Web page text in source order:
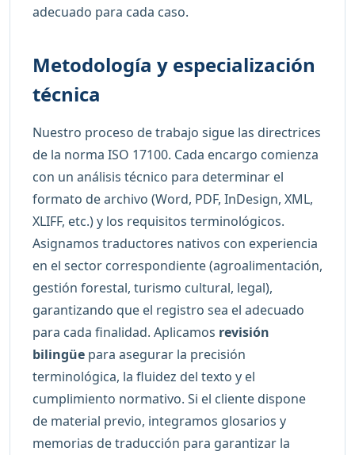
adecuado para cada caso.
Metodología y especialización
técnica
Nuestro proceso de trabajo sigue las directrices
de la norma ISO 17100. Cada encargo comienza
con un análisis técnico para determinar el
formato de archivo (Word, PDF, InDesign, XML,
XLIFF, etc.) y los requisitos terminológicos.
Asignamos traductores nativos con experiencia
en el sector correspondiente (agroalimentación,
gestión forestal, turismo cultural, legal),
garantizando que el registro sea el adecuado
para cada finalidad. Aplicamos revisión
bilingüe para asegurar la precisión
terminológica, la fluidez del texto y el
cumplimiento normativo. Si el cliente dispone
de material previo, integramos glosarios y
memorias de traducción para garantizar la